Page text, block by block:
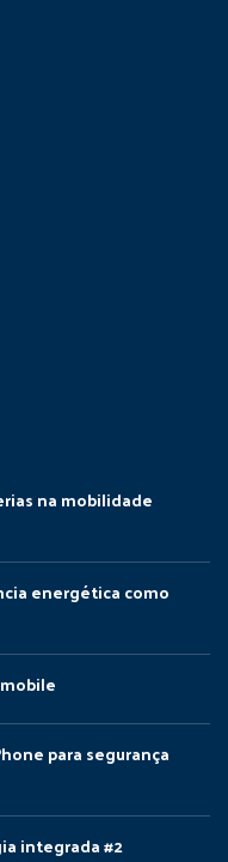
na mobilidade
energética como
para segurança
integrada #2